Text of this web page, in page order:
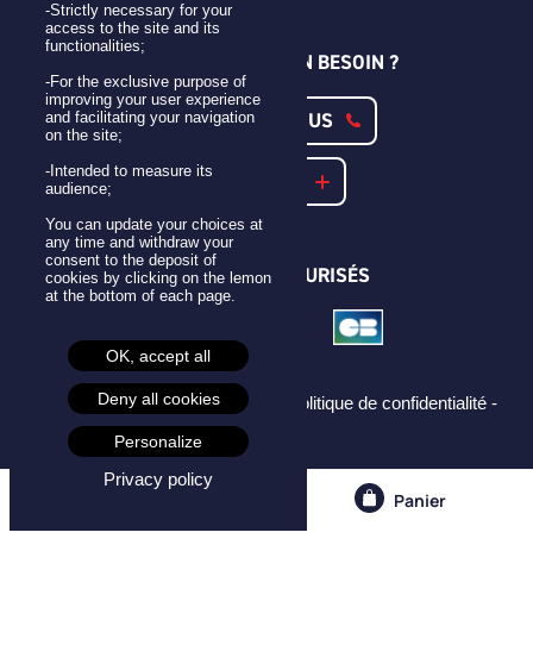
Panier
UNE QUESTION ? UN BESOIN ?
CONTACTEZ-NOUS
NOTRE FAQ
PAIEMENTS SÉCURISÉS
Mentions légales -CGU - CGV -
Politique de confidentialité -
Cookies -
-Strictly necessary for your
access to the site and its
functionalities;
-For the exclusive purpose of
improving your user experience
and facilitating your navigation
on the site;
-Intended to measure its
audience;
You can update your choices at
any time and withdraw your
consent to the deposit of
cookies by clicking on the lemon
at the bottom of each page.
OK, accept all
Deny all cookies
Personalize
Privacy policy